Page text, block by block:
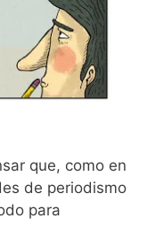
que, como en
de periodismo
para